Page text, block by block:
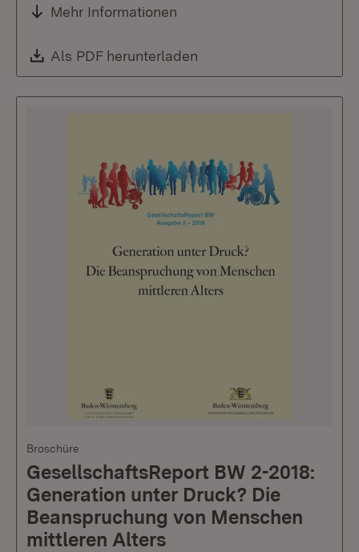
Mehr Informationen
Download:
Als PDF herunterladen
Broschüre
GesellschaftsReport BW 2-2018:
Generation unter Druck? Die
Beanspruchung von Menschen
mittleren Alters